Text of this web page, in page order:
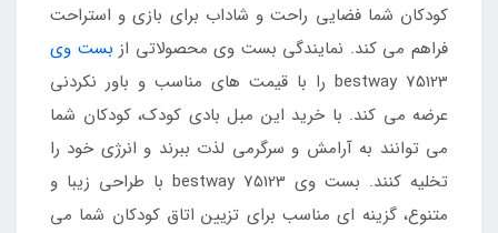
کودکان شما فضایی راحت و شاداب برای بازی و استراحت
فراهم می کند. نمایندگی بست وی محصولاتی از بست وی
bestway 75123 را با قیمت های مناسب و باور نکردنی
عرضه می کند. با خرید این مبل بادی کودک، کودکان شما
می توانند به آرامش و سرگرمی لذت ببرند و انرژی خود را
تخلیه کنند. بست وی bestway 75123 با طراحی زیبا و
متنوع، گزینه ای مناسب برای تزیین اتاق کودکان شما می